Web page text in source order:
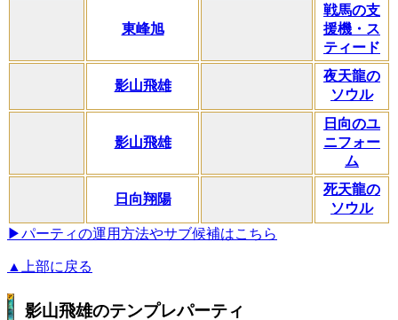
東峰旭
戦馬の支
援機・ス
ティード
影山飛雄
夜天龍の
ソウル
影山飛雄
日向のユ
ニフォー
ム
日向翔陽
死天龍の
ソウル
▶パーティの運用方法やサブ候補はこちら
▲上部に戻る
影山飛雄のテンプレパーティ